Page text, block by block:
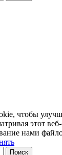
чтобы
этот
нами
Поиск